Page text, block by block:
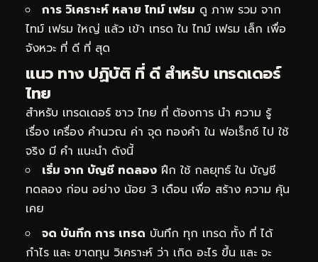
การ วิเคราะห์ หลาย ไทม์ เฟรม ดู ภาพ รวม จาก
ไทม์ เฟรม ใหญ่ แล้ว เข้า เทรด ใน ไทม์ เฟรม เล็ก เพื่อ
จังหวะ ที่ ดี ที่ สุด
แนว ทาง ปฏิบัติ ที่ ดี สำหรับ เทรดเดอร์
ไทย
สำหรับ เทรดเดอร์ ชาว ไทย ที่ ต้องการ นำ ความ รู้
เรื่อง เครื่อง คำนวณ ค่า จุด ทองคำ ใน ฟอเร็กซ์ ไป ใช้
จริง มี คำ แนะนำ ดังนี้
เริ่ม จาก บัญชี ทดลอง ฝึก ใช้ กลยุทธ์ ใน บัญชี
ทดลอง ก่อน อย่าง น้อย 3 เดือน เพื่อ สร้าง ความ คุ้น
เคย
จด บันทึก การ เทรด บันทึก ทุก เทรด ทั้ง ที่ ได้
กำไร และ ขาดทุน วิเคราะห์ ว่า เกิด อะไร ขึ้น และ จะ